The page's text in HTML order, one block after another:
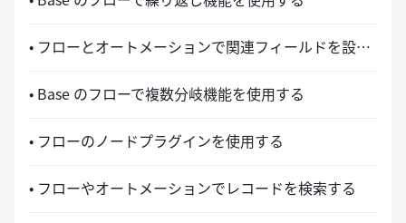
• フローとオートメーションで関連フィールドを設定する活用事例
• Base のフローで複数分岐機能を使用する
• フローのノードプラグインを使用する
• フローやオートメーションでレコードを検索する